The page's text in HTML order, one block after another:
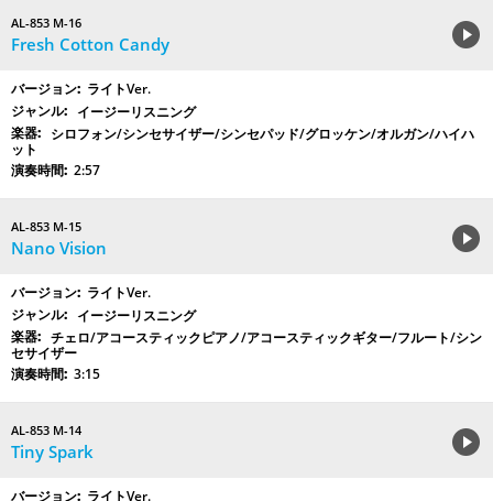
AL-853 M-16
Fresh Cotton Candy
ライトVer.
イージーリスニング
シロフォン/シンセサイザー/シンセパッド/グロッケン/オルガン/ハイハ
ット
2:57
AL-853 M-15
Nano Vision
ライトVer.
イージーリスニング
チェロ/アコースティックピアノ/アコースティックギター/フルート/シン
セサイザー
3:15
AL-853 M-14
Tiny Spark
ライトVer.